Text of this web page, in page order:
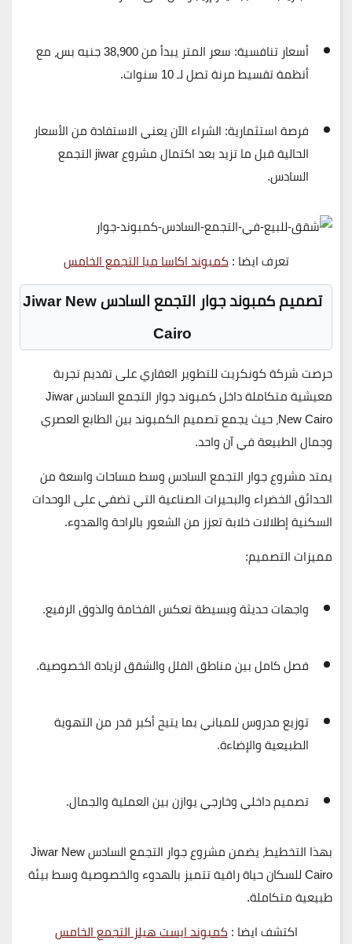
أسعار تنافسية:
سعر المتر يبدأ من 38,900 جنيه بس، مع
أنظمة تقسيط مرنة تصل لـ 10 سنوات.
فرصة استثمارية: الشراء الآن يعني الاستفادة من الأسعار
الحالية قبل ما تزيد بعد اكتمال مشروع jiwar التجمع
السادس.
تعرف ايضا :كمبوند اكاسا ميا التجمع الخامس
تصميم كمبوند جوار التجمع السادس Jiwar New
Cairo
حرصت شركةكونكريت للتطوير العقاريعلى تقديم تجربة
معيشية متكاملة داخلكمبوند جوار التجمع السادسJiwar
New Cairo، حيث يجمع تصميم الكمبوند بينالطابع العصري
وجمال الطبيعةفي آن واحد.
يمتد مشروعجوار التجمع السادسوسط مساحات واسعة من
الحدائق الخضراءوالبحيرات الصناعيةالتي تضفي على الوحدات
السكنية إطلالات خلابة تعزز من الشعور بالراحة والهدوء.
مميزات التصميم:
واجهات حديثة وبسيطة تعكس الفخامة والذوق الرفيع.
فصل كامل بين مناطقالفللوالشققلزيادة الخصوصية.
توزيع مدروس للمباني بما يتيح أكبر قدر من التهوية
الطبيعية والإضاءة.
تصميم داخلي وخارجي يوازن بين العملية والجمال.
بهذا التخطيط، يضمن
مشروع جوار التجمع السادس Jiwar New
Cairoللسكانحياة راقيةتتميز بالهدوء والخصوصية وسط بيئة
طبيعية متكاملة.
اكتشف ايضا :كمبوند ايست هيلز التجمع الخامس